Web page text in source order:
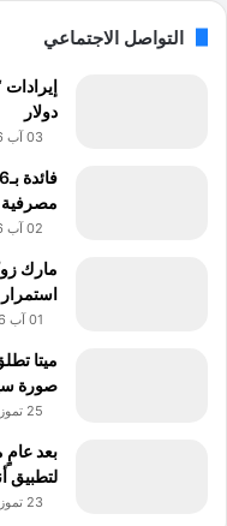
التواصل الاجتماعي
دولار
03 آب 2026
مصرفية
02 آب 2026
01 آب 2026
ميتا
صورة
25 تموز 2026
بعد
لتطبيق
23 تموز 2026